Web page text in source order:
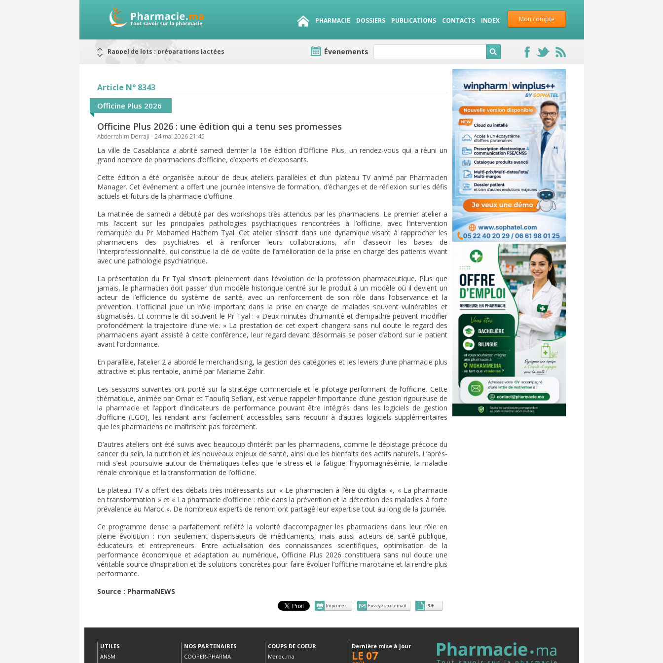
Mon compte
PHARMACIE DOSSIERS PUBLICATIONS CONTACTS INDEX
Alerte / AMMPS
RAPPELS DE LOTS
Rappel de lots : préparations lactées
Évenements
Article N° 8343
Officine Plus 2026
Officine Plus 2026 : une édition qui a tenu ses promesses
Abderrahim Derraji - 24 mai 2026 21:45
La ville de Casablanca a abrité samedi dernier la 16e édition d’Officine Plus, un rendez-vous qui a réuni un
grand nombre de pharmaciens d’officine, d’experts et d’exposants.
Cette édition a été organisée autour de deux ateliers parallèles et d’un plateau TV animé par Pharmacien
Manager. Cet événement a offert une journée intensive de formation, d’échanges et de réflexion sur les défis
actuels et futurs de la pharmacie d’officine.
La matinée de samedi a débuté par des workshops très attendus par les pharmaciens. Le premier atelier a
mis l’accent sur les principales pathologies psychiatriques rencontrées à l’officine, avec l’intervention
remarquée du Pr Mohamed Hachem Tyal. Cet atelier s’inscrit dans une dynamique visant à rapprocher les
pharmaciens des psychiatres et à renforcer leurs collaborations, afin d’asseoir les bases de
l’interprofessionnalité, qui constitue la clé de voûte de l’amélioration de la prise en charge des patients vivant
avec une pathologie psychiatrique.
La présentation du Pr Tyal s’inscrit pleinement dans l’évolution de la profession pharmaceutique. Plus que
jamais, le pharmacien doit passer d’un modèle historique centré sur le produit à un modèle où il devient un
acteur de l’efficience du système de santé, avec un renforcement de son rôle dans l’observance et la
prévention. L’officinal joue un rôle important dans la prise en charge de malades souvent vulnérables et
stigmatisés. Et comme le dit souvent le Pr Tyal : « Deux minutes d’humanité et d’empathie peuvent modifier
profondément la trajectoire d’une vie. » La prestation de cet expert changera sans nul doute le regard des
pharmaciens ayant assisté à cette conférence, leur regard devant désormais se poser d’abord sur le patient
avant l’ordonnance.
En parallèle, l’atelier 2 a abordé le merchandising, la gestion des catégories et les leviers d’une pharmacie plus
attractive et plus rentable, animé par Mariame Zahir.
Les sessions suivantes ont porté sur la stratégie commerciale et le pilotage performant de l’officine. Cette
thématique, animée par Omar et Taoufiq Sefiani, est venue rappeler l’importance d’une gestion rigoureuse de
la pharmacie et l’apport d’indicateurs de performance pouvant être intégrés dans les logiciels de gestion
d’officine (LGO), les rendant ainsi facilement accessibles sans recourir à d’autres logiciels supplémentaires
que les pharmaciens ne maîtrisent pas forcément.
D’autres ateliers ont été suivis avec beaucoup d’intérêt par les pharmaciens, comme le dépistage précoce du
cancer du sein, la nutrition et les nouveaux enjeux de santé, ainsi que les bienfaits des actifs naturels. L’après-
midi s’est poursuivie autour de thématiques telles que le stress et la fatigue, l’hypomagnésémie, la maladie
rénale chronique et la transformation de l’officine.
Le plateau TV a offert des débats très intéressants sur « Le pharmacien à l’ère du digital », « La pharmacie
entransformation » et « La pharmacie d’officine : rôle dans la prévention et la détection des maladies à forte
prévalence au Maroc ». De nombreux experts de renom ont partagé leur expertise tout au long de la journée.
Ce programme dense a parfaitement reflété la volonté d’accompagner les pharmaciens dans leur rôle en
pleine évolution : non seulement dispensateurs de médicaments, mais aussi acteurs de santé publique,
éducateurs et entrepreneurs. Entre actualisation des connaissances scientifiques, optimisation de la
performance économique et adaptation au numérique, Officine Plus 2026 constituera sans nul doute une
véritable source d’inspiration et de solutions concrètes pour faire évoluer l’officine marocaine et la rendre plus
performante.
Source : PharmaNEWS
Imprimer Envoyer par email PDF
UTILES
ANSM
NOS PARTENAIRES
COOPER-PHARMA
COUPS DE COEUR
Maroc.ma
Dernière mise à jour
LE 07